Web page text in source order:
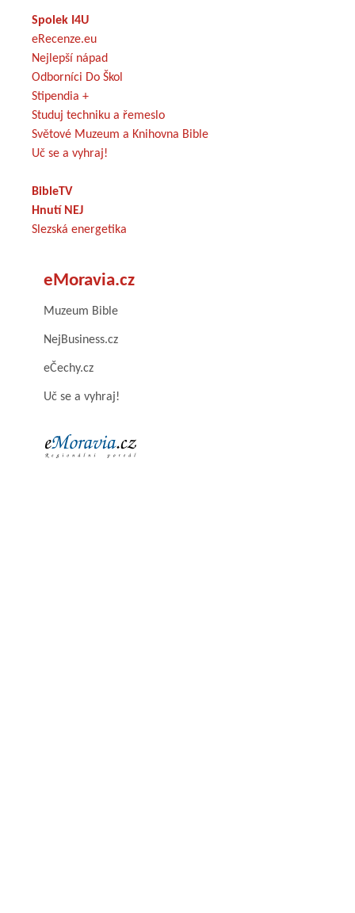
Spolek I4U
eRecenze.eu
Nejlepší nápad
Odborníci Do Škol
Stipendia +
Studuj techniku a řemeslo
Světové Muzeum a Knihovna Bible
Uč se a vyhraj!
BibleTV
Hnutí NEJ
Slezská energetika
eMoravia.cz
Muzeum Bible
NejBusiness.cz
eČechy.cz
Uč se a vyhraj!